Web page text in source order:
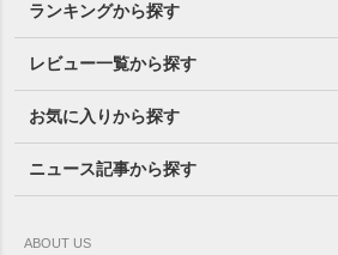
ランキングから探す
レビュー一覧から探す
お気に入りから探す
ニュース記事から探す
ABOUT US